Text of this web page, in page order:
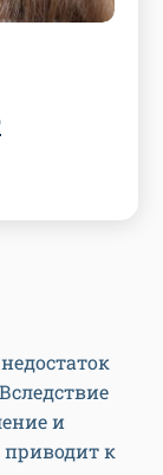
и
приводит к